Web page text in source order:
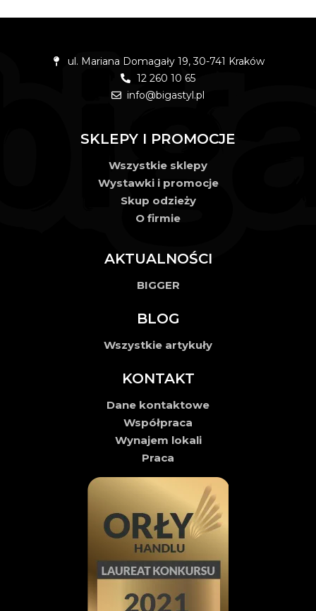
ul. Mariana Domagały 19, 30-741 Kraków
12 260 10 65
info@bigastyl.pl
SKLEPY I PROMOCJE
Wszystkie sklepy
Wystawki i promocje
Skup odzieży
O firmie
AKTUALNOŚCI
BIGGER
BLOG
Wszystkie artykuły
KONTAKT
Dane kontaktowe
Współpraca
Wynajem lokali
Praca